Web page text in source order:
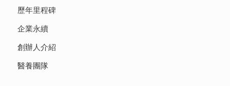
歷年里程碑
企業永續
創辦人介紹
醫養團隊